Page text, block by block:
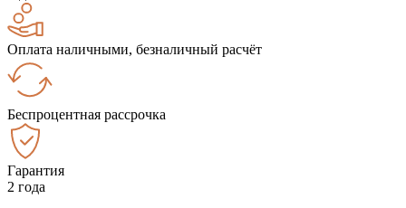
Оплата наличными, безналичный расчёт
Беспроцентная рассрочка
Гарантия
2 года